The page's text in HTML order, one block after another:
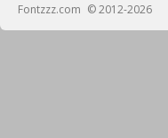
Fontzzz.com © 2012-2026